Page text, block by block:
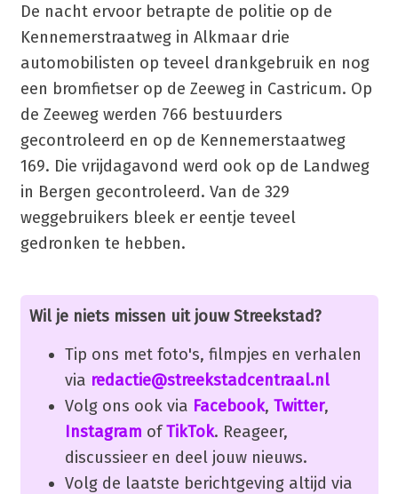
De nacht ervoor betrapte de politie op de
Kennemerstraatweg in Alkmaar drie
automobilisten op teveel drankgebruik en nog
een bromfietser op de Zeeweg in Castricum. Op
de Zeeweg werden 766 bestuurders
gecontroleerd en op de Kennemerstaatweg
169. Die vrijdagavond werd ook op de Landweg
in Bergen gecontroleerd. Van de 329
weggebruikers bleek er eentje teveel
gedronken te hebben.
Wil je niets missen uit jouw Streekstad?
Tip ons met foto's, filmpjes en verhalen
via redactie@streekstadcentraal.nl
Volg ons ook via Facebook, Twitter,
Instagram ofTikTok. Reageer,
discussieer en deel jouw nieuws.
Volg de laatste berichtgeving altijd via